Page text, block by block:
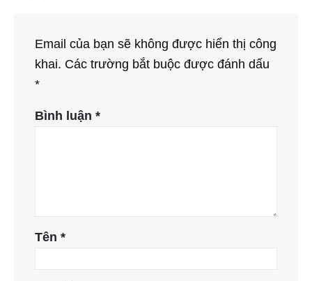
Email của bạn sẽ không được hiển thị công
khai. Các trường bắt buộc được đánh dấu
*
Bình luận *
Tên *